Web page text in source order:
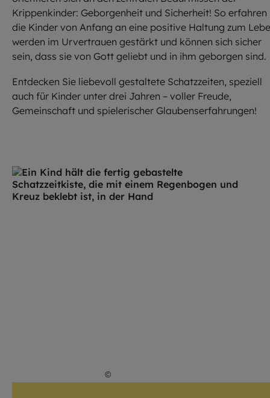
Krippenkinder: Geborgenheit und Sicherheit! So erfahren
die Kinder von Anfang an eine positive Haltung zum
werden im Urvertrauen gestärkt und können sich sicher
sein, dass sie von Gott geliebt und in ihm geborgen sind.
Entdecken Sie liebevoll gestaltete Schatzzeiten, speziell
auch für Kinder unter drei Jahren – voller Freude,
Gemeinschaft und spielerischer Glaubenserfahrungen!
©